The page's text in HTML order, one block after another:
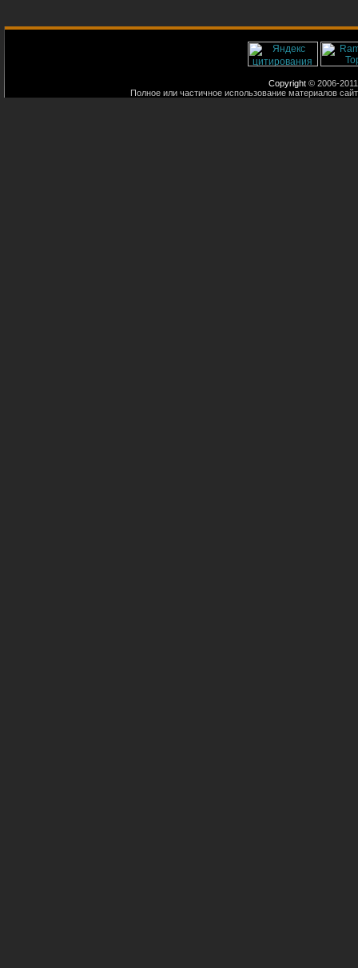
Copyright © 2006-
Полное или частичное использование материалов